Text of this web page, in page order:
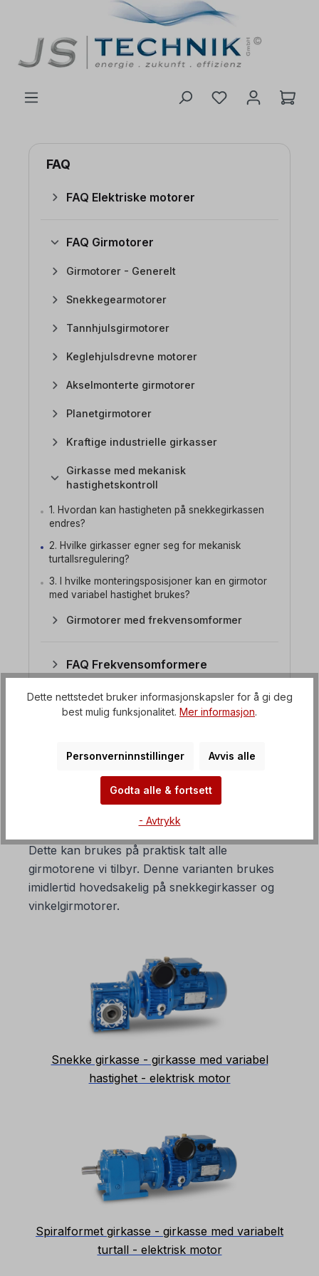
FAQ
FAQ Elektriske motorer
FAQ Girmotorer
Girmotorer - Generelt
Snekkegearmotorer
Tannhjulsgirmotorer
Keglehjulsdrevne motorer
Akselmonterte girmotorer
Planetgirmotorer
Kraftige industrielle girkasser
Girkasse med mekanisk
hastighetskontroll
1. Hvordan kan hastigheten på snekkegirkassen
endres?
2. Hvilke girkasser egner seg for mekanisk
turtallsregulering?
3. I hvilke monteringsposisjoner kan en girmotor
med variabel hastighet brukes?
Girmotorer med frekvensomformer
FAQ Frekvensomformere
2. Hvilke girkasser egner seg
for mekanisk
turtallsregulering?
En mekanisk hastighetsregulator er en girkasse
selve girkassen og den elektriske motoren.
Dette kan brukes på praktisk talt alle
girmotorene vi tilbyr. Denne varianten brukes
imidlertid hovedsakelig på snekkegirkasser og
vinkelgirmotorer.
Snekke girkasse - girkasse med variabel
hastighet - elektrisk motor
Spiralformet girkasse - girkasse med variabelt
turtall - elektrisk motor
Dette nettstedet bruker informasjonskapsler for å gi deg
best mulig funksjonalitet. Mer informasjon.
Personverninnstillinger Avvis alle
Godta alle & fortsett
- Avtrykk